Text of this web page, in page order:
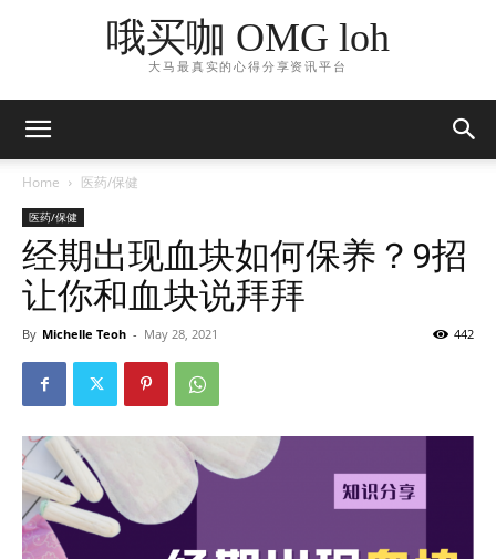
哦买咖 OMG loh
大马最真实的心得分享资讯平台
Home 医药/保健
医药/保健
经期出现血块如何保养？9招
让你和血块说拜拜
By Michelle Teoh - May 28, 2021 442